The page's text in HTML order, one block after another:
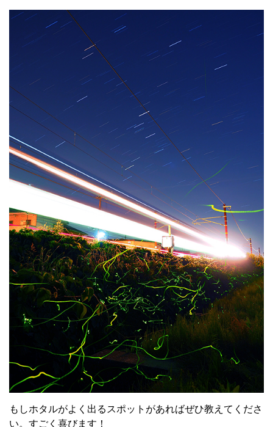
もしホタルがよく出るスポットがあればぜひ教えてくださ
い。すごく喜びます！